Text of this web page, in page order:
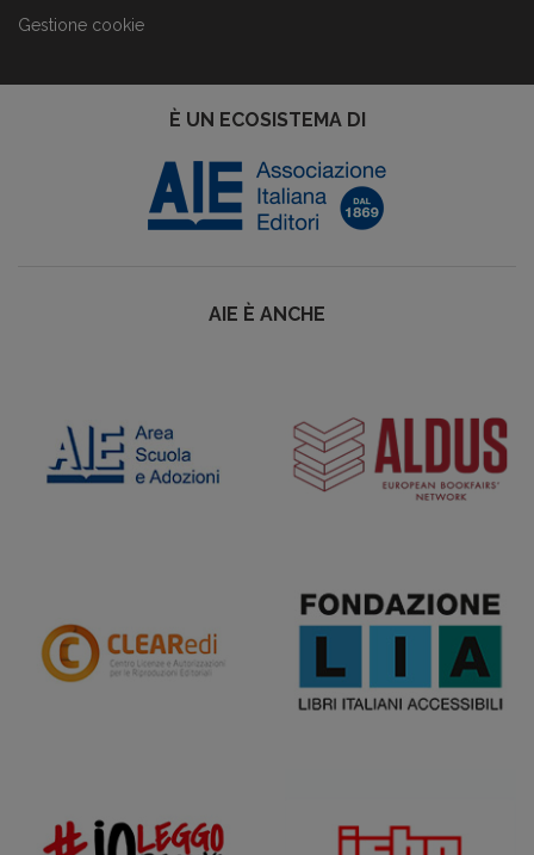
Gestione cookie
È UN ECOSISTEMA DI
AIE È ANCHE